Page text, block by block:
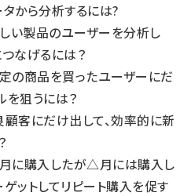
から分析するには?
い製品のユーザーを分析し
なげるには？
の商品を買ったユーザーにだ
を狙うには？
客にだけ出して、効率的に新
に購入したが△月には購入し
ットしてリピート購入を促す